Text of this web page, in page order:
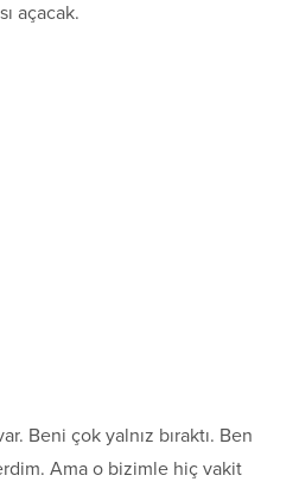
açacak.
Beni çok yalnız bıraktı. Ben
Ama o bizimle hiç vakit